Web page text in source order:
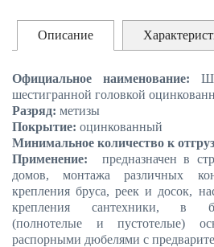
Описание
Официальное наименование:
шестигранной головкой
Разряд: метизы
Покрытие: оцинкованный
Минимальное количество к
Применение: предназначен в
домов, монтажа различных
крепления бруса, реек и досок,
крепления сантехники, в
(полнотелые и пустотелые)
распорными дюбелями с